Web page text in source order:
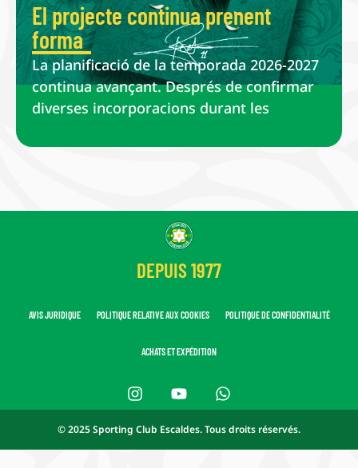
El projecte continua prenent
forma
La planificació de la temporada 2026-2027
continua avançant. Després de confirmar
diverses incorporacions durant les
DEPUIS 1977
AVIS JURIDIQUE POLITIQUE RELATIVE AUX COOKIES POLITIQUE DE CONFIDENTIALITÉ
ACHATS ET EXPÉDITION
© 2025 Sporting Club Escaldes. Tous droits réservés.